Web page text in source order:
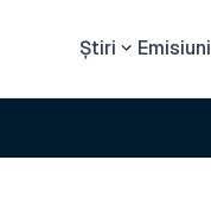
Știri Emisiuni